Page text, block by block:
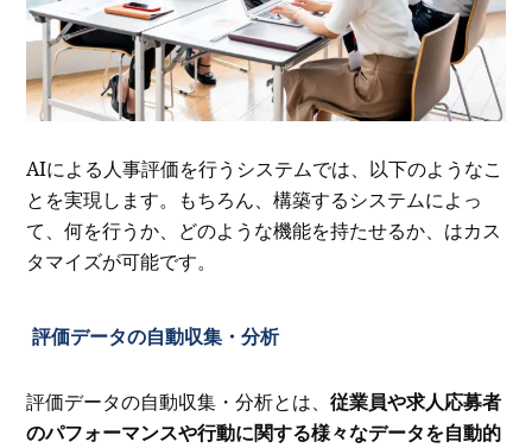
AIによる人事評価を行うシステムでは、以下のようなこ
とを実現します。もちろん、構築するシステムによっ
て、何を行うか、どのような機能を持たせるか、はカス
タマイズが可能です。
評価データの自動収集・分析
評価データの自動収集・分析とは、従業員や求人応募者
のパフォーマンスや行動に関する様々なデータを自動的